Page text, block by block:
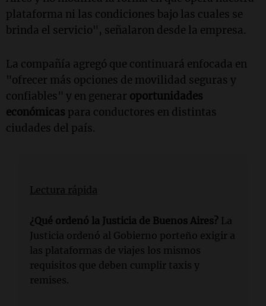
plataforma ni las condiciones bajo las cuales se
brinda el servicio", señalaron desde la empresa.
La compañía agregó que continuará enfocada en
"ofrecer más opciones de movilidad seguras y
confiables" y en generar oportunidades
económicas para conductores en distintas
ciudades del país.
Lectura rápida
¿Qué ordenó la Justicia de Buenos Aires? La
Justicia ordenó al Gobierno porteño exigir a
las plataformas de viajes los mismos
requisitos que deben cumplir taxis y
remises.